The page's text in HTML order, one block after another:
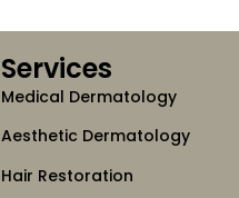
Services
Medical Dermatology
Aesthetic Dermatology
Hair Restoration